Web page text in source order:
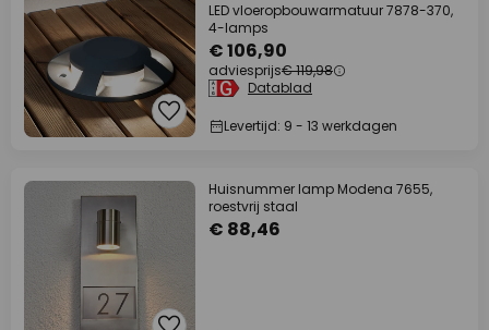
LED vloeropbouwarmatuur 7878-370,
4-lamps
€ 106,90
adviesprijs€ 119,98
Datablad
Levertijd: 9 - 13 werkdagen
Huisnummer lamp Modena 7655,
roestvrij staal
€ 88,46